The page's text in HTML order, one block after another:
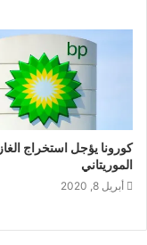
كورونا يؤجل استخراج الغاز
الموريتاني
أبريل 8, 2020